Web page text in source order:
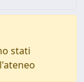
stati